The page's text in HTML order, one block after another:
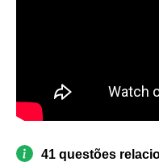
41 questões